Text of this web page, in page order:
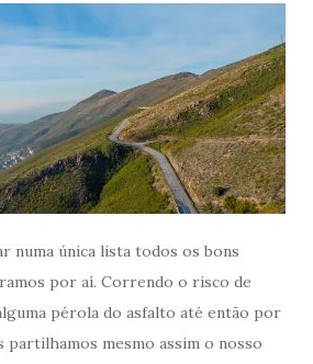
numa única lista todos os bons
por aí. Correndo o risco de
pérola do asfalto até então por
partilhamos mesmo assim o nosso